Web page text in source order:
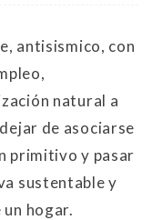
antisismico, con
natural a
de asociarse
primitivo y pasar
sustentable y
hogar.